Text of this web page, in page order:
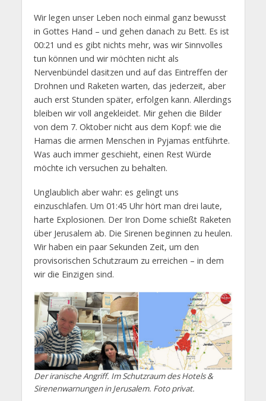
Wir legen unser Leben noch einmal ganz bewusst
in Gottes Hand – und gehen danach zu Bett. Es ist
00:21 und es gibt nichts mehr, was wir Sinnvolles
tun können und wir möchten nicht als
Nervenbündel dasitzen und auf das Eintreffen der
Drohnen und Raketen warten, das jederzeit, aber
auch erst Stunden später, erfolgen kann. Allerdings
bleiben wir voll angekleidet. Mir gehen die Bilder
von dem 7. Oktober nicht aus dem Kopf: wie die
Hamas die armen Menschen in Pyjamas entführte.
Was auch immer geschieht, einen Rest Würde
möchte ich versuchen zu behalten.
Unglaublich aber wahr: es gelingt uns
einzuschlafen. Um 01:45 Uhr hört man drei laute,
harte Explosionen. Der Iron Dome schießt Raketen
über Jerusalem ab. Die Sirenen beginnen zu heulen.
Wir haben ein paar Sekunden Zeit, um den
provisorischen Schutzraum zu erreichen – in dem
wir die Einzigen sind.
Der iranische Angriff. Im Schutzraum des Hotels &
Sirenenwarnungen in Jerusalem. Foto privat.